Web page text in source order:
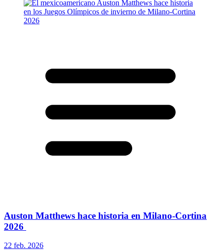
Auston Matthews hace historia en Milano-Cortina
2026
22 feb. 2026